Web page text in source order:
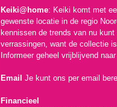
Keiki@home: Keiki komt met
gewenste locatie in de regio
kennissen de trends van nu
verrassingen, want de collectie
Informeer geheel vrijblijvend
Email Je kunt ons per email
Financieel